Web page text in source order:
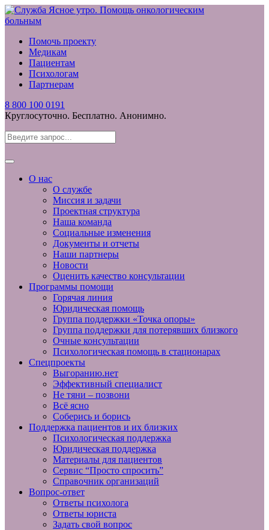
Помочь проекту
Медикам
Пациентам
Психологам
Партнерам
8 800 100 0191
Круглосуточно. Бесплатно. Анонимно.
О нас
О службе
Миссия и задачи
Проектная структура
Наша команда
Социальные изменения
Документы и отчеты
Наши партнеры
Новости
Оценить качество консультации
Программы помощи
Горячая линия
Юридическая помощь
Группа поддержки «Точка опоры»
Группа поддержки для потерявших близкого
Очные консультации
Психологическая помощь в стационарах
Спецпроекты
Выгоранию.нет
Эффективный специалист
Не тяни – позвони
Всё ясно
Соберись и борись
Поддержка пациентов и их близких
Психологическая поддержка
Юридическая поддержка
Материалы для пациентов
Сервис “Просто спросить”
Справочник организаций
Вопрос-ответ
Ответы психолога
Ответы юриста
Задать свой вопрос